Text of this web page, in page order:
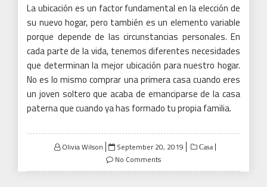
La ubicación es un factor fundamental en la elección de
su nuevo hogar, pero también es un elemento variable
porque depende de las circunstancias personales. En
cada parte de la vida, tenemos diferentes necesidades
que determinan la mejor ubicación para nuestro hogar.
No es lo mismo comprar una primera casa cuando eres
un joven soltero que acaba de emanciparse de la casa
paterna que cuando ya has formado tu propia familia.
Olivia Wilson
Posted
on
September 20, 2019 Casa
No Comments